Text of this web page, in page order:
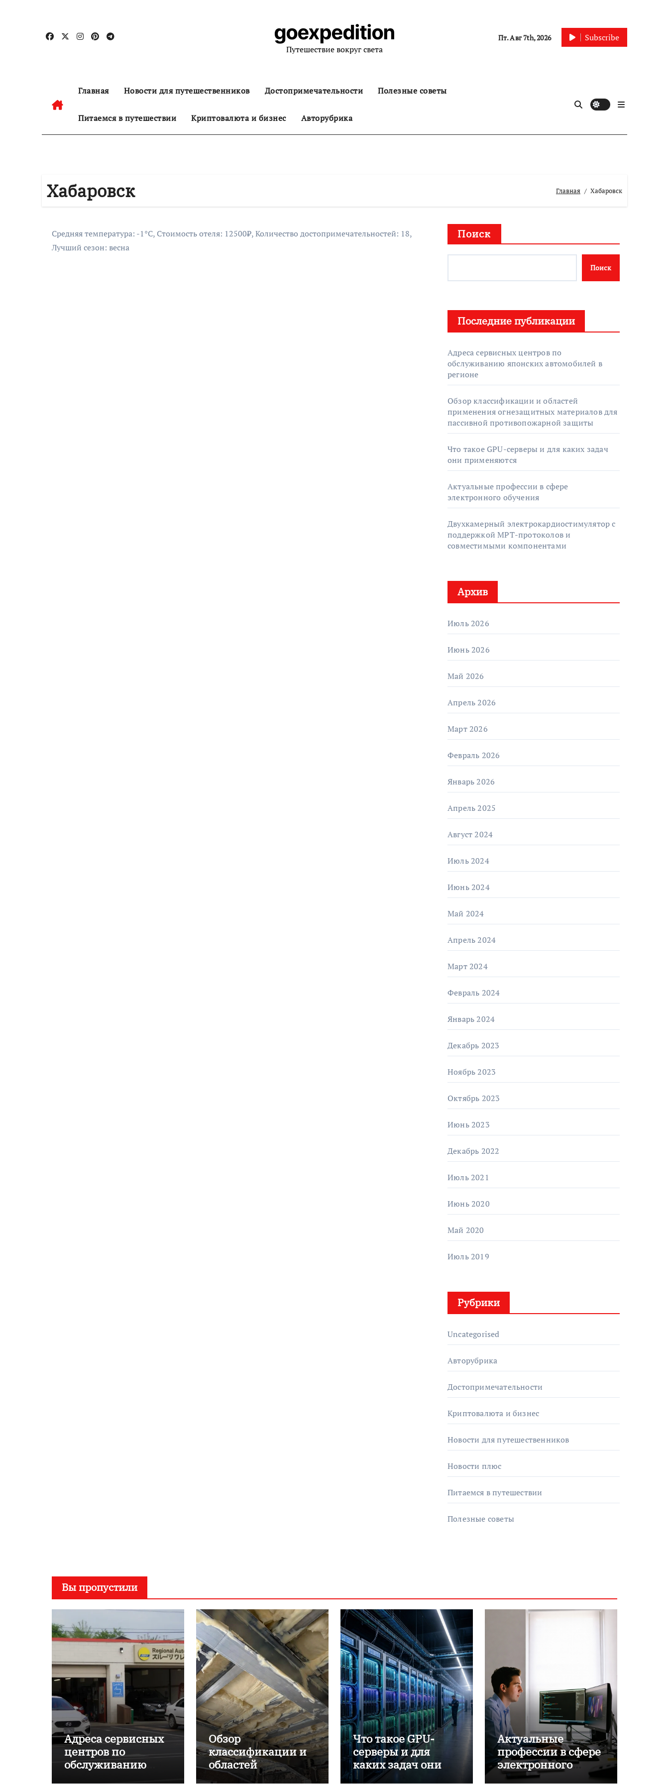
содержанию
goexpedition
Путешествие вокруг света
Пт. Авг 7th, 2026 Subscribe
Главная Новости для путешественников Достопримечательности Полезные советы
Питаемся в путешествии Криптовалюта и бизнес Авторубрика
Хабаровск Главная Хабаровск
Средняя температура: -1°C, Стоимость отеля: 12500₽, Количество достопримечательностей: 18,
Лучший сезон: весна
Поиск
Поиск
Последние публикации
Адреса сервисных центров по
обслуживанию японских автомобилей в
регионе
Обзор классификации и областей
применения огнезащитных материалов для
пассивной противопожарной защиты
Что такое GPU-серверы и для каких задач
они применяются
Актуальные профессии в сфере
электронного обучения
Двухкамерный электрокардиостимулятор с
поддержкой МРТ-протоколов и
совместимыми компонентами
Архив
Июль 2026
Июнь 2026
Май 2026
Апрель 2026
Март 2026
Февраль 2026
Январь 2026
Апрель 2025
Август 2024
Июль 2024
Июнь 2024
Май 2024
Апрель 2024
Март 2024
Февраль 2024
Январь 2024
Декабрь 2023
Ноябрь 2023
Октябрь 2023
Июнь 2023
Декабрь 2022
Июль 2021
Июнь 2020
Май 2020
Июль 2019
Рубрики
Uncategorised
Авторубрика
Достопримечательности
Криптовалюта и бизнес
Новости для путешественников
Новости плюс
Питаемся в путешествии
Полезные советы
Вы пропустили
Адреса сервисных
центров по
обслуживанию
Обзор
классификации и
областей
применения
Что такое GPU-
серверы и для
каких задач они
применяются
Актуальные
профессии в сфере
электронного
обучения